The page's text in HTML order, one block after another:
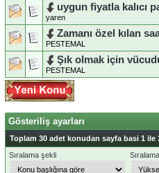
uygun fiyatla kalıcı
yaren
Zamanı özel kılan
PESTEMAL
Şık olmak için
PESTEMAL
Gösteriliş ayarları
Toplam 30 adet konudan sayfa basi 1
Sıralama şekli